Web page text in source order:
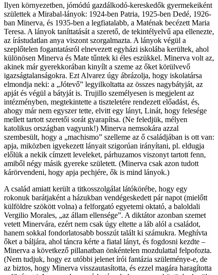
Ilyen környezetben, jómódú gazdálkodó-kereskedők gyermekeiként
születtek a Mirabal-lányok: 1924-ben Patria, 1925-ben Dedé, 1926-
ban Minerva, és 1935-ben a legfiatalabb, a Maténak becézett Maria
Teresa. A lányok taníttatását a szerető, de tekintélyelvű apa ellenezte,
az írástudatlan anya viszont szorgalmazta. A lányok végül a
szeplőtelen fogantatásról elnevezett egyházi iskolába kerültek, ahol
különösen Minerva és Mate tűntek ki éles eszükkel. Minerva volt az,
akinek már gyerekkorában kinyílt a szeme az őket körülvevő
igazságtalanságokra. Ezt Alvarez úgy ábrázolja, hogy iskolatársa
elmondja neki: a „Jótevő” legyilkoltatta az összes nagybátyját, az
apját és végül a bátyját is. Trujillo személyesen is megjelent az
intézményben, megtekintette a tiszteletére rendezett előadást, és,
ahogy már nem egyszer tette, elvitt egy lányt, Linát, hogy felesége
mellett tartott szeretői sorát gyarapítsa. (Ne feledjük, mélyen
katolikus országban vagyunk!) Minerva nemsokára azzal
szembesült, hogy a „machismo” szelleme az ő családjában is ott van:
apja, miközben igyekezett lányait szigorúan irányítani, pl. eldugja
előlük a nekik címzett leveleket, párhuzamos viszonyt tartott fenn,
amiből négy másik gyereke született. (Minerva csak azon tudott
kárörvendeni, hogy apja pechjére, ők is mind lányok.)
A család amiatt került a titkosszolgálat látókörébe, hogy egy
rokonuk barátjaként a házukban vendégeskedett pár napot (mielőtt
külföldre szökött volna) a felforgató egyetemi oktató, a baloldali
Vergilio Morales, „az állam ellensége”. A diktátor azonban szemet
vetett Minervára, ezért nem csak úgy eltette a láb alól a családot,
hanem sokkal fondorlatosabb bosszút talált ki számukra. Meghívta
őket a báljára, ahol táncra kérte a fiatal lányt, és fogdosni kezdte –
Minerva a következő pillanatban önkéntelen mozdulattal felpofozta.
(Nem tudjuk, hogy ez utóbbi jelenet írói fantázia szüleménye-e, de
az biztos, hogy Minerva visszautasította, és ezzel magára haragította